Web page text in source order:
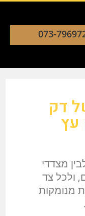
073-
דק
עץ
מצדדי
ולכל צד
מנומקות